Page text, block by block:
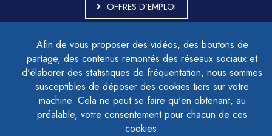
Afin de vous proposer des vidéos, des boutons de
partage, des contenus remontés des réseaux sociaux et
d'élaborer des statistiques de fréquentation, nous sommes
susceptibles de déposer des cookies tiers sur votre
machine. Cela ne peut se faire qu'en obtenant, au
préalable, votre consentement pour chacun de ces
cookies.
OFFRES D'EMPLOI
ACCESSIBILITÉ - PARTIELLEMENT CONFORME
PLAN DU SITE
MENTIONS LÉGALES
CONTACTER LE DÉLÉGUÉ À LA PROTECTION DES DONNÉES
GESTION DES COOKIES